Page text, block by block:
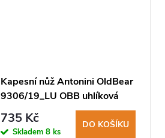
Kapesní nůž Antonini OldBear
9306/19_LU OBB uhlíková
čepel, rukojeť olivové dřevo
735 Kč
Skladem 8 ks
DO KOŠÍKU